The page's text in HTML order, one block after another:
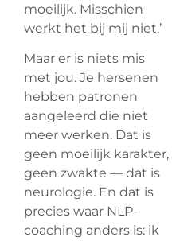
moeilijk. Misschien
werkt het bij mij niet.’
Maar er is niets mis
met jou. Je hersenen
hebben patronen
aangeleerd die niet
meer werken. Dat is
geen moeilijk karakter,
geen zwakte — dat is
neurologie. En dat is
precies waar NLP-
coaching anders is: ik